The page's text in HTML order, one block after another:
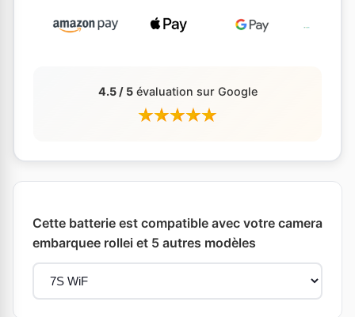
4.5 / 5évaluation sur Google
Cette batterie est compatible avec votre camera
embarquee rollei et 5 autres modèles